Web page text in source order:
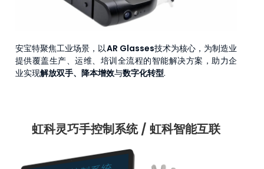
安宝特聚焦工业场景，以AR Glasses技术为核心，为制造业
提供覆盖生产、运维、培训全流程的智能解决方案，助力企
业实现解放双手、降本增效与数字化转型.
虹科灵巧手控制系统 / 虹科智能互联